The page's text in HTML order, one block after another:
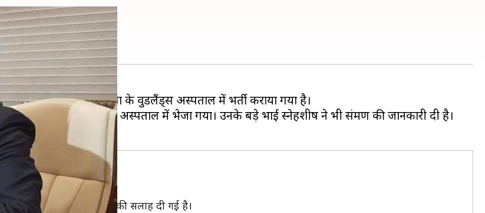
में भर्ती
पाए गए हैं। उन्हें कोलकाता के वुडलैंड्स अस्पताल में भर्ती कराया गया है।
के बाद सोमवार रात को अस्पताल में भेजा गया। उनके बड़े भाई स्नेहशीष ने भी संक्रमण की जानकारी दी है।
अस्पताल में भर्ती होने की सलाह दी गई है।